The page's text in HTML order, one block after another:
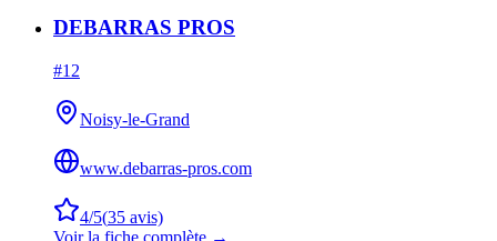
DEBARRAS PROS
#12
Noisy-le-Grand
www.debarras-pros.com
4/5(35 avis)
Voir la fiche complète →